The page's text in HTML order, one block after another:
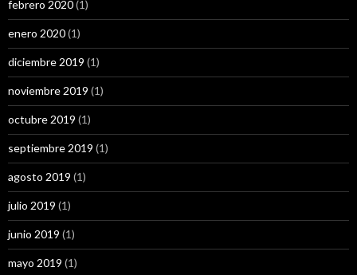
febrero 2020(1)
enero 2020(1)
diciembre 2019 (1)
noviembre 2019 (1)
octubre 2019 (1)
septiembre 2019 (1)
agosto 2019 (1)
julio 2019 (1)
junio 2019 (1)
mayo 2019 (1)